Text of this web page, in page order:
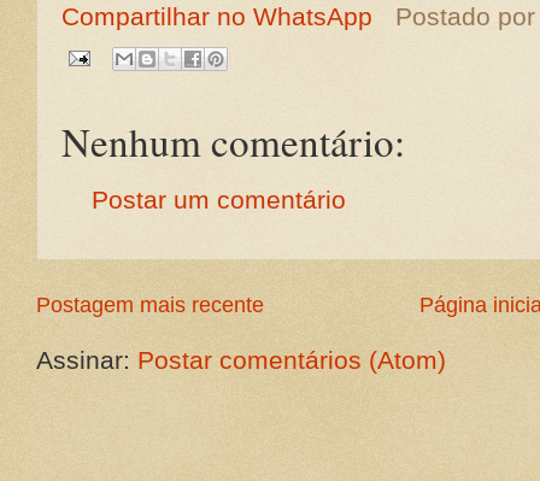
Compartilhar no WhatsApp Postado
Nenhum comentário:
Postar um comentário
Postagem mais recente Página
Assinar: Postar comentários (Atom)